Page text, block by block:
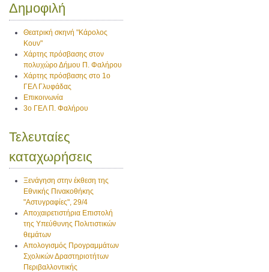
Δημοφιλή
Θεατρική σκηνή "Κάρολος
Κουν"
Χάρτης πρόσβασης στον
πολυχώρο Δήμου Π. Φαλήρου
Χάρτης πρόσβασης στο 1ο
ΓΕΛ Γλυφάδας
Επικοινωνία
3ο ΓΕΛ Π. Φαλήρου
Τελευταίες
καταχωρήσεις
Ξενάγηση στην έκθεση της
Εθνικής Πινακοθήκης
"Αστυγραφίες", 29/4
Αποχαιρετιστήρια Επιστολή
της Υπεύθυνης Πολιτιστικών
θεμάτων
Απολογισμός Προγραμμάτων
Σχολικών Δραστηριοτήτων
Περιβαλλοντικής